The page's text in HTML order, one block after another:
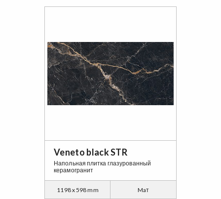
Veneto black STR
Напольная плитка глазурованный
керамогранит
1198 x 598 mm Maт